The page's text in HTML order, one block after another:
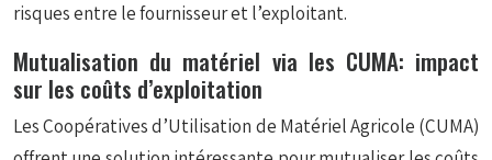
risques entre le fournisseur et l’exploitant.
Mutualisation du matériel via les CUMA: impact
sur les coûts d’exploitation
Les Coopératives d’Utilisation de Matériel Agricole (CUMA)